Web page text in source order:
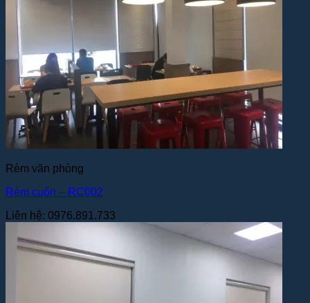
Rèm văn phòng
Rèm cuốn – RC002
Liên hệ: 0976.891.733